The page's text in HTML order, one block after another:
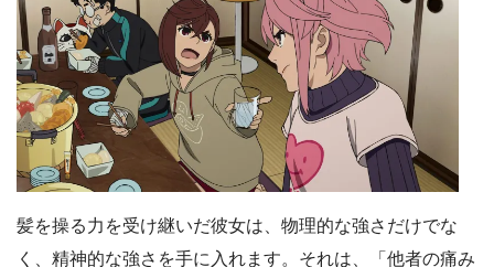
髪を操る力を受け継いだ彼女は、物理的な強さだけでな
く、精神的な強さを手に入れます。それは、「他者の痛み